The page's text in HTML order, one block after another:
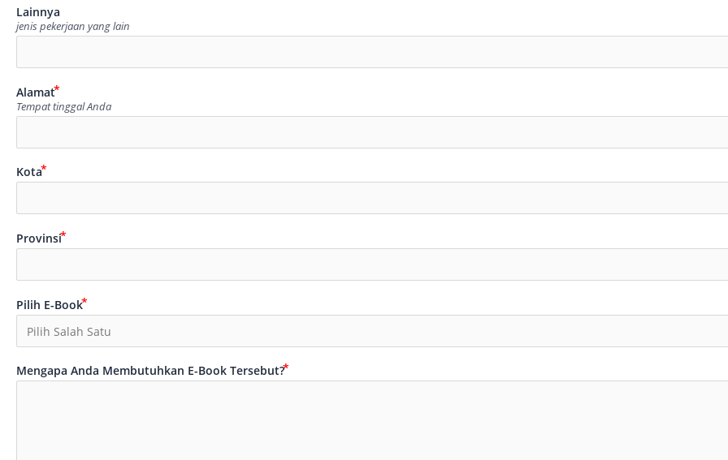
Lainnya
jenis pekerjaan yang lain
Alamat
Tempat tinggal Anda
Kota
Provinsi
Pilih E-Book
Mengapa Anda Membutuhkan E-Book Tersebut?